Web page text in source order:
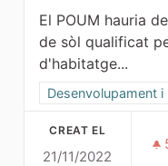
El POUM hauria
de sòl qualificat
d'habitatge...
Resultats al filtrar
Desenvolupament
CREAT EL
21/11/2022